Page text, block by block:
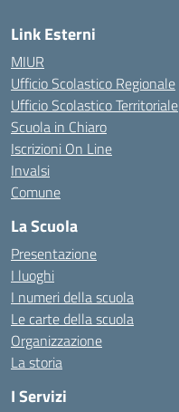
Link Esterni
MIUR
Ufficio Scolastico Regionale
Ufficio Scolastico Territoriale
Scuola in Chiaro
Iscrizioni On Line
Invalsi
Comune
La Scuola
Presentazione
I luoghi
I numeri della scuola
Le carte della scuola
Organizzazione
La storia
I Servizi